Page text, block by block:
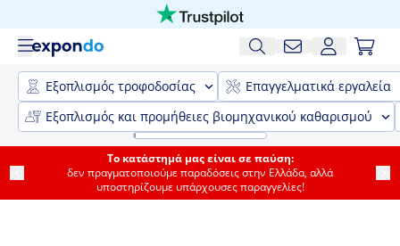
Εξοπλισμός τροφοδοσίας
Επαγγελματικά εργαλεία
Εξοπλισμός και προμήθειες βιομηχανικού καθαρισμού
Το κατάστημά μας είναι σε παύση:
δεν πραγματοποιούμε παραδόσεις στην Ελλάδα, αλλά
υποστηρίζουμε υπάρχουσες παραγγελίες!